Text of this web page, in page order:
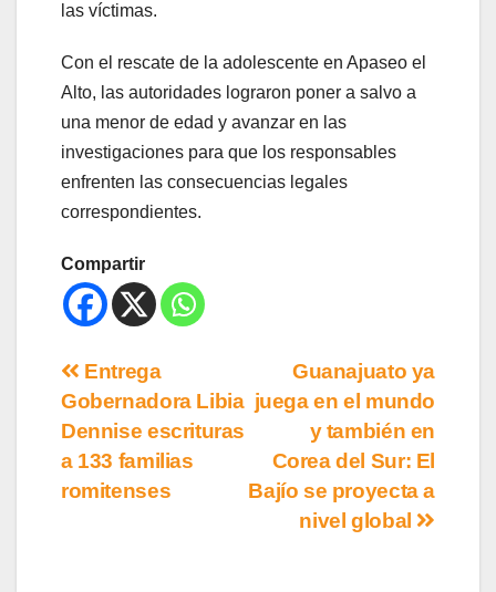
las víctimas.
Con el rescate de la adolescente en Apaseo el
Alto, las autoridades lograron poner a salvo a
una menor de edad y avanzar en las
investigaciones para que los responsables
enfrenten las consecuencias legales
correspondientes.
Compartir
Guanajuato ya
juega en el mundo
y también en
Corea del Sur: El
Bajío se proyecta a
nivel global
Entrega
Gobernadora Libia
Dennise escrituras
a 133 familias
romitenses